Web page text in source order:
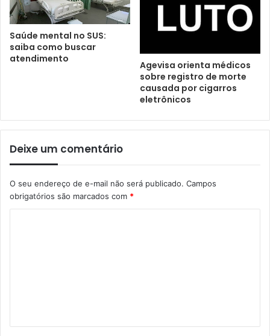
Saúde mental no SUS:
saiba como buscar
atendimento
Agevisa orienta médicos
sobre registro de morte
causada por cigarros
eletrônicos
Deixe um comentário
O seu endereço de e-mail não será publicado. Campos
obrigatórios são marcados com *